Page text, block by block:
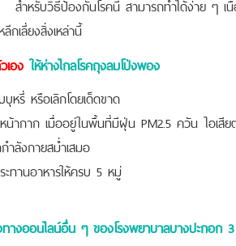
ป้องกันโรคนี้ สามารถทำได้ง่าย ๆ เนื่องจาก
กเลี่ยงสิ่งเหล่านี้
อง ให้ห่างไกลโรคถุงลมโป่งพอง
บุหรี่ หรือเลิกโดยเด็ดขาด
น้ากาก เมื่ออยู่ในพื้นที่มีฝุ่น PM2.5 ควัน ไอเสี
ำลังกายสม่ำเสมอ
ะทานอาหารให้ครบ 5 หมู่
างออนไลน์อื่น ๆ ของโรงพยาบาลบางปะกอก 3